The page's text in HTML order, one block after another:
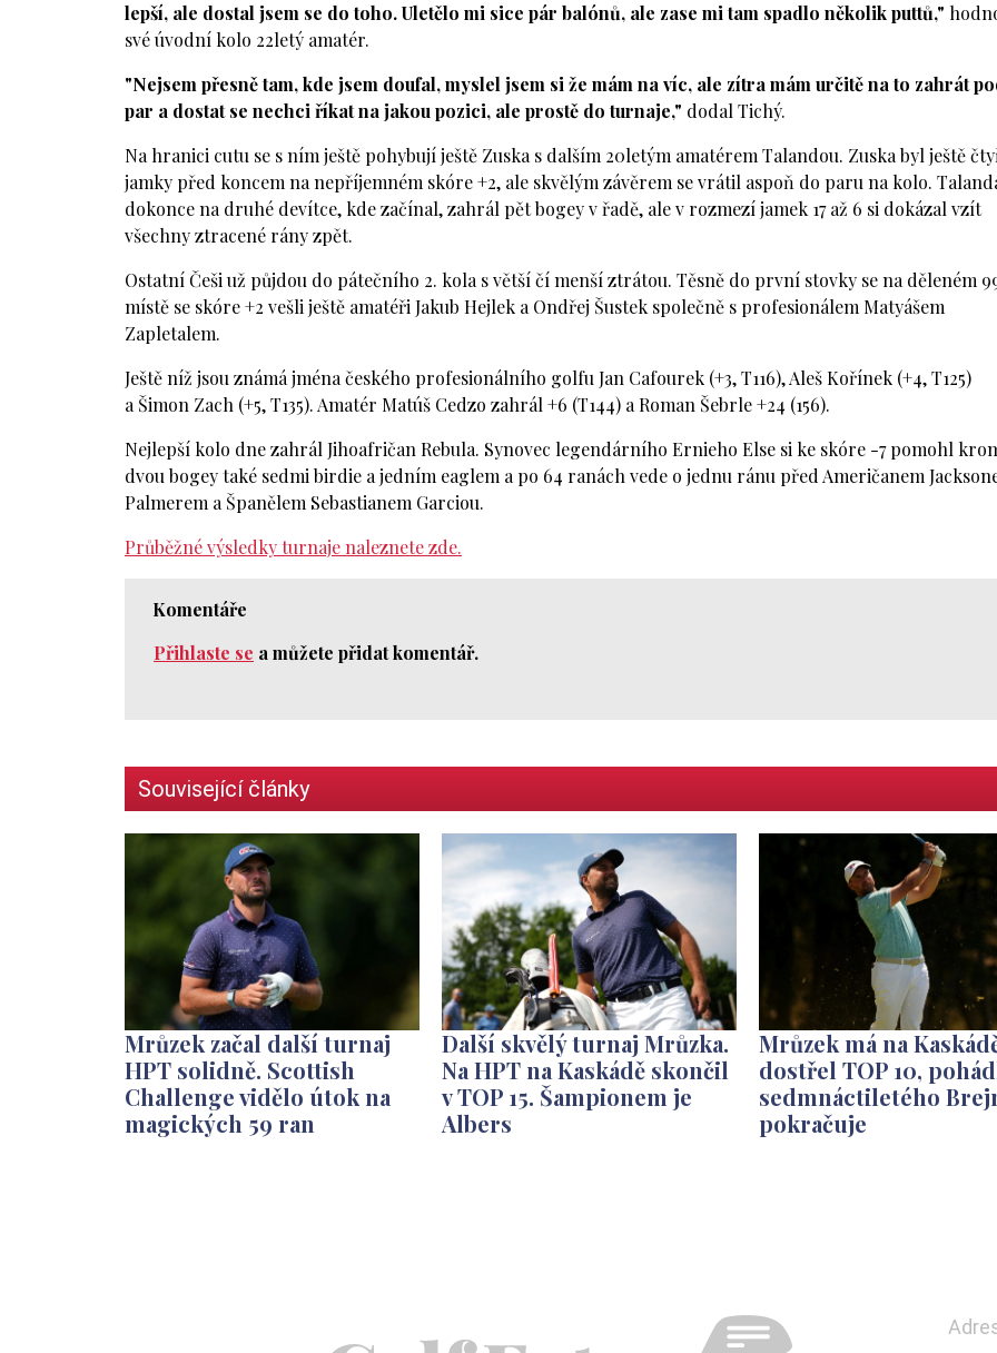
lepší, ale dostal jsem se do toho. Uletělo mi sice pár balónů, ale zase mi tam spadlo několik puttů,"
své úvodní kolo 22letý amatér.
"Nejsem přesně tam, kde jsem doufal, myslel jsem si že mám na víc, ale zítra mám určitě na to zahrát
par a dostat se nechci říkat na jakou pozici, ale prostě do turnaje," dodal Tichý.
Na hranici cutu se s ním ještě pohybují ještě Zuska s dalším 20letým amatérem Talandou. Zuska byl ještě
jamky před koncem na nepříjemném skóre +2, ale skvělým závěrem se vrátil aspoň do paru na kolo.
dokonce na druhé devítce, kde začínal, zahrál pět bogey v řadě, ale v rozmezí jamek 17 až 6 si dokázal vzít
všechny ztracené rány zpět.
Ostatní Češi už půjdou do pátečního 2. kola s větší čí menší ztrátou. Těsně do první stovky se na děleném
místě se skóre +2 vešli ještě amatéři Jakub Hejlek a Ondřej Šustek společně s profesionálem Matyášem
Zapletalem.
Ještě níž jsou známá jména českého profesionálního golfu Jan Cafourek (+3, T116), Aleš Kořínek (+4, T125)
a Šimon Zach (+5, T135). Amatér Matúš Cedzo zahrál +6 (T144) a Roman Šebrle +24 (156).
Nejlepší kolo dne zahrál Jihoafričan Rebula. Synovec legendárního Ernieho Else si ke skóre -7 pomohl
dvou bogey také sedmi birdie a jedním eaglem a po 64 ranách vede o jednu ránu před Američanem
Palmerem a Španělem Sebastianem Garciou.
Průběžné výsledky turnaje naleznete zde.
Komentáře
Přihlaste se a můžete přidat komentář.
Související články
Mrůzek začal další turnaj
HPT solidně. Scottish
Challenge vidělo útok na
magických 59 ran
Další skvělý turnaj Mrůzka.
Na HPT na Kaskádě skončil
v TOP 15. Šampionem je
Albers
Mrůzek má na
dostřel TOP 10,
sedmnáctiletého
pokračuje